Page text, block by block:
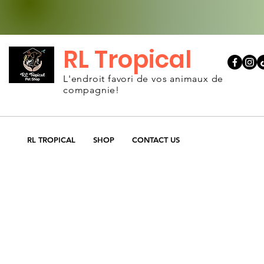
RL Tropical
L'endroit favori de vos animaux de
compagnie!
RL TROPICAL SHOP CONTACT US